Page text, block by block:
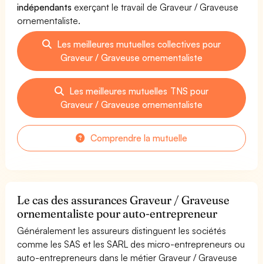
indépendants exerçant le travail de Graveur / Graveuse
ornementaliste.
Les meilleures mutuelles collectives pour
Graveur / Graveuse ornementaliste
Les meilleures mutuelles TNS pour
Graveur / Graveuse ornementaliste
Comprendre la mutuelle
Le cas des assurances Graveur / Graveuse
ornementaliste pour auto-entrepreneur
Généralement les assureurs distinguent les sociétés
comme les SAS et les SARL des micro-entrepreneurs ou
auto-entrepreneurs dans le métier Graveur / Graveuse